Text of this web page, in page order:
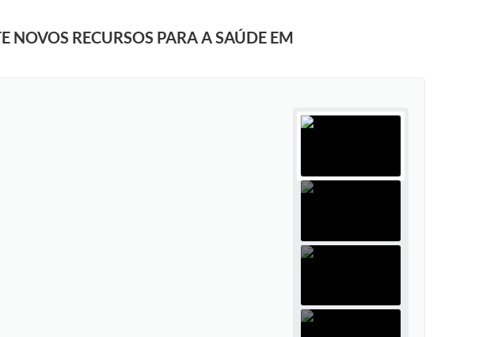
RECURSOS PARA A SAÚDE EM